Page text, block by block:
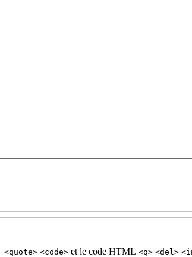
<quote> <code> et le code HTML <q> <del>